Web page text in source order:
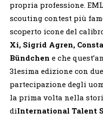
propria professione.
scouting contest più
scoperto icone del
Xi, Sigrid Agren,
Bündchen e che
31esima edizione con
partecipazione degli
la prima volta nella
diInternational Talent